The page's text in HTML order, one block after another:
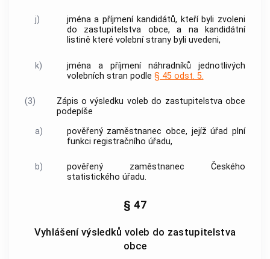
j)
jména a příjmení kandidátů, kteří byli zvoleni
do zastupitelstva obce, a na kandidátní
listině které volební strany byli uvedeni,
k)
jména a příjmení náhradníků jednotlivých
volebních stran podle § 45 odst. 5.
(3) Zápis o výsledku voleb do zastupitelstva obce
podepíše
a)
pověřený zaměstnanec obce, jejíž úřad plní
funkci registračního úřadu,
b)
pověřený zaměstnanec Českého
statistického úřadu.
§ 47
Vyhlášení výsledků voleb do zastupitelstva
obce